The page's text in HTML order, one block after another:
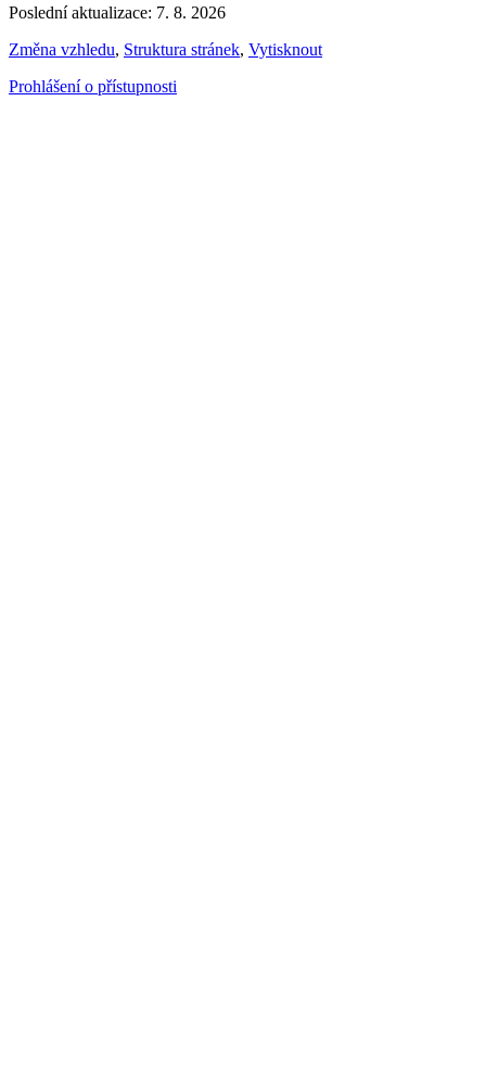
Poslední aktualizace: 7. 8. 2026
Změna vzhledu, Struktura stránek, Vytisknout
Prohlášení o přístupnosti